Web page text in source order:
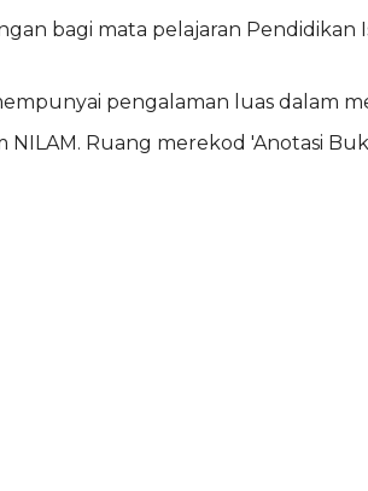
bagi mata pelajaran
pengalaman luas dalam
Ruang merekod 'Anotasi